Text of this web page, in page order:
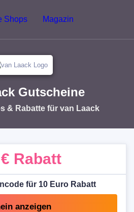
Shops Magazin
Gutscheine
& Rabatte für van Laack
Rabatt
für 10 Euro Rabatt
anzeigen